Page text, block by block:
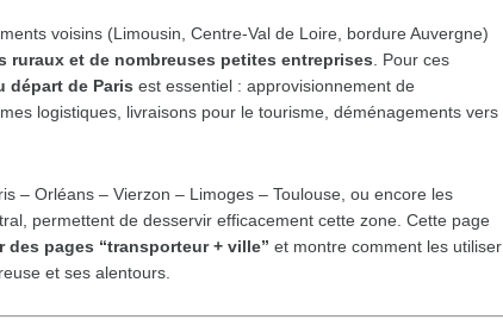
voisins (Limousin, Centre-Val de Loire, bordure Auvergne)
ruraux et de nombreuses petites entreprises . Pour ces
départ de Paris est essentiel : approvisionnement de
logistiques, livraisons pour le tourisme, déménagements vers
– Orléans – Vierzon – Limoges – Toulouse, ou encore les
permettent de desservir efficacement cette zone. Cette page
pages “transporteur + ville” et montre comment les utiliser
et ses alentours.